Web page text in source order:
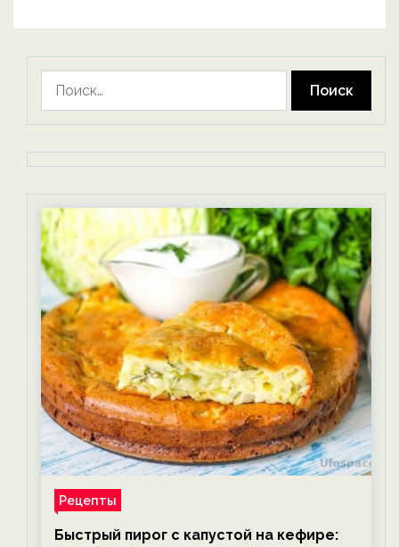
Рецепты
Быстрый пирог с капустой на кефире: